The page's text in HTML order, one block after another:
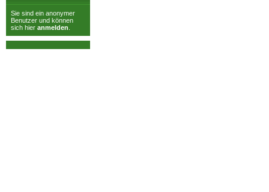
Sie sind ein anonymer
Benutzer und können
sich hier anmelden